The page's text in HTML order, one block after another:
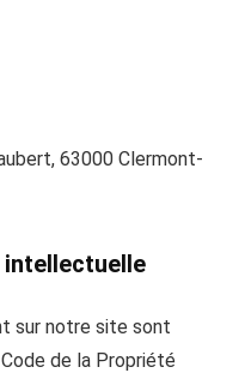
63000 Clermont-
sur notre site sont
de la Propriété